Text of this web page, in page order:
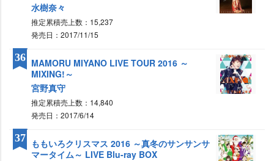
水樹奈々
推定累積売上数：15,237
発売日：2017/11/15
MAMORU MIYANO LIVE TOUR 2016 ～
MIXING!～
宮野真守
推定累積売上数：14,840
発売日：2017/6/14
36
ももいろクリスマス 2016 ～真冬のサンサンサ
マータイム～ LIVE Blu-ray BOX
37